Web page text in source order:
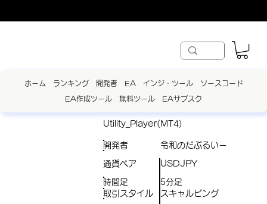
ホーム ランキング 開発者 EA インジ・ツール ソースコード
EA作成ツール 無料ツール EAサブスク
Utility_Player(MT4)
開発者 令和のだぶるいー
USDJPY
通貨ペア
取引スタイル スキャルピング
時間足 5分足